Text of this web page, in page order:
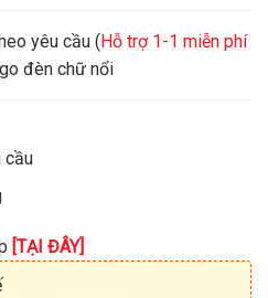
yêu cầu (Hỗ trợ 1-1 miễn phí
đèn chữ nổi
cầu
[TẠI ĐÂY]